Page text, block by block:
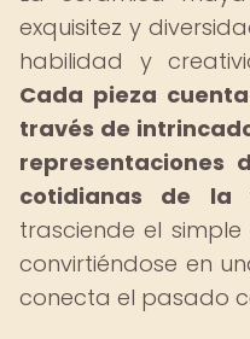
exquisitez y
habilidad y
Cada pieza
través de
representaciones
cotidianas de la
trasciende el
convirtiéndose en
conecta el pasado